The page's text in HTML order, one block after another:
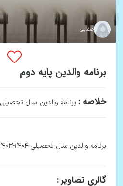
صفایی
برنامه والدین پایه دوم
خلاصه : برنامه والدین سال تحصیلی ۱۴۰۴-۱۴۰۳
برنامه والدین سال تحصیلی ۱۴۰۴-۱۴۰۳
گالری تصاویر :